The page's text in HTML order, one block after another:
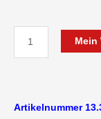
NEU
P-
Mein
Artikelnummer